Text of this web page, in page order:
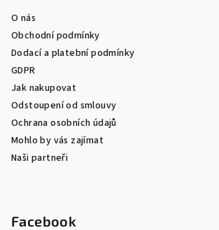
O nás
Obchodní podmínky
Dodací a platební podmínky
GDPR
Jak nakupovat
Odstoupení od smlouvy
Ochrana osobních údajů
Mohlo by vás zajímat
Naši partneři
Facebook